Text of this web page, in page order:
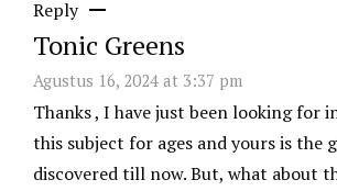
Reply
Tonic Greens
Agustus 16, 2024 at 3:37 pm
Thanks , I have just been looking for
this subject for ages and yours is the
discovered till now. But, what about